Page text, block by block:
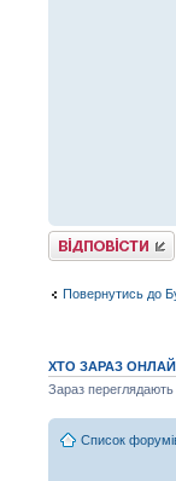
Відповісти
Повернутись до
ХТО ЗАРАЗ
Зараз
Список